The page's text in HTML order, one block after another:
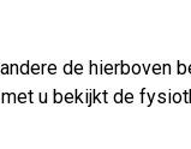
de hierboven
u bekijkt de